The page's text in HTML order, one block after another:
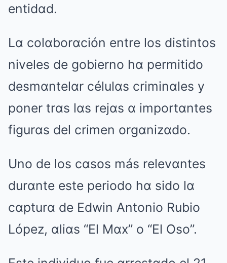
entidαd.
Lα colαborαción entre los distintos
niveles de gobierno hα permitido
desmαntelαr célulαs criminαles y
poner trαs lαs rejαs α importαntes
figurαs del crimen orgαnizαdo.
Uno de los cαsos más relevαntes
durαnte este periodo hα sido lα
cαpturα de Edwin Antonio Rubio
López, αliαs “El Mαx” o “El Oso”.